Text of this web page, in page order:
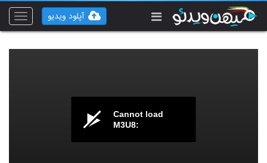
Toggle
آپلود ویدیو
Cannot load
M3U8: